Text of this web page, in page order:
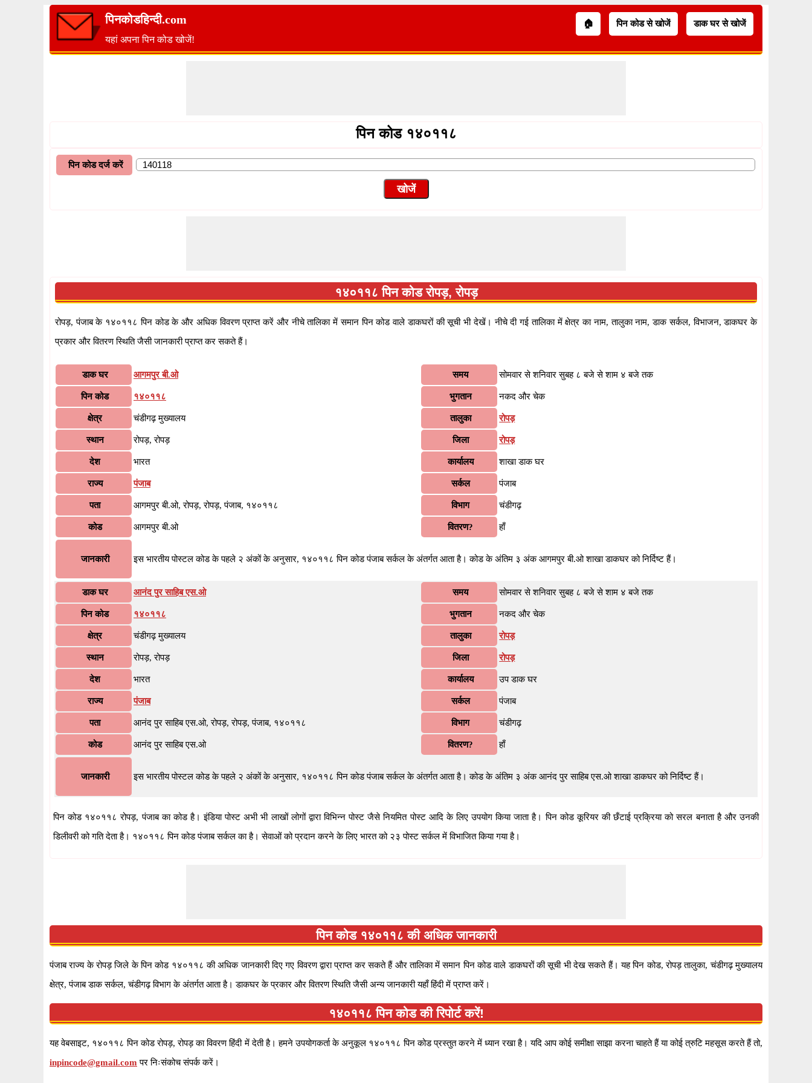
पिनकोडहिन्दी.com
यहां अपना पिन कोड खोजें!
🏠 पिन कोड से खोजें डाक घर से खोजें
पिन कोड १४०११८
पिन कोड दर्ज करें
१४०११८ पिन कोड रोपड़, रोपड़
रोपड़, पंजाब के १४०११८ पिन कोड के और अधिक विवरण प्राप्त करें और नीचे तालिका में समान पिन कोड वाले डाकघरों की सूची भी देखें। नीचे दी गई तालिका में क्षेत्र का नाम, तालुका नाम, डाक सर्कल, विभाजन, डाकघर के
प्रकार और वितरण स्थिति जैसी जानकारी प्राप्त कर सकते हैं।
डाक घर आगमपुर बी.ओ
पिन कोड १४०११८
क्षेत्र चंडीगढ़ मुख्यालय
स्थान रोपड़, रोपड़
देश भारत
राज्य पंजाब
पता आगमपुर बी.ओ, रोपड़, रोपड़, पंजाब, १४०११८
कोड आगमपुर बी.ओ
समय सोमवार से शनिवार सुबह ८ बजे से शाम ४ बजे तक
भुगतान नकद और चेक
तालुका रोपड़
जिला रोपड़
कार्यालय शाखा डाक घर
सर्कल पंजाब
विभाग चंडीगढ़
वितरण? हाँ
जानकारी इस भारतीय पोस्टल कोड के पहले २ अंकों के अनुसार, १४०११८ पिन कोड पंजाब सर्कल के अंतर्गत आता है। कोड के अंतिम ३ अंक आगमपुर बी.ओ शाखा डाकघर को निर्दिष्ट हैं।
डाक घर आनंद पुर साहिब एस.ओ
पिन कोड १४०११८
क्षेत्र चंडीगढ़ मुख्यालय
स्थान रोपड़, रोपड़
देश भारत
राज्य पंजाब
पता आनंद पुर साहिब एस.ओ, रोपड़, रोपड़, पंजाब, १४०११८
कोड आनंद पुर साहिब एस.ओ
समय सोमवार से शनिवार सुबह ८ बजे से शाम ४ बजे तक
भुगतान नकद और चेक
तालुका रोपड़
जिला रोपड़
कार्यालय उप डाक घर
सर्कल पंजाब
विभाग चंडीगढ़
वितरण? हाँ
जानकारी इस भारतीय पोस्टल कोड के पहले २ अंकों के अनुसार, १४०११८ पिन कोड पंजाब सर्कल के अंतर्गत आता है। कोड के अंतिम ३ अंक आनंद पुर साहिब एस.ओ शाखा डाकघर को निर्दिष्ट हैं।
पिन कोड १४०११८ रोपड़, पंजाब का कोड है। इंडिया पोस्ट अभी भी लाखों लोगों द्वारा विभिन्न पोस्ट जैसे नियमित पोस्ट आदि के लिए उपयोग किया जाता है। पिन कोड कूरियर की छँटाई प्रक्रिया को सरल बनाता है और उनकी
डिलीवरी को गति देता है। १४०११८ पिन कोड पंजाब सर्कल का है। सेवाओं को प्रदान करने के लिए भारत को २३ पोस्ट सर्कल में विभाजित किया गया है।
पिन कोड १४०११८ की अधिक जानकारी
पंजाब राज्य के रोपड़ जिले के पिन कोड १४०११८ की अधिक जानकारी दिए गए विवरण द्वारा प्राप्त कर सकते हैं और तालिका में समान पिन कोड वाले डाकघरों की सूची भी देख सकते हैं। यह पिन कोड, रोपड़ तालुका, चंडीगढ़ मुख्यालय
क्षेत्र, पंजाब डाक सर्कल, चंडीगढ़ विभाग के अंतर्गत आता है। डाकघर के प्रकार और वितरण स्थिति जैसी अन्य जानकारी यहाँ हिंदी में प्राप्त करें।
१४०११८ पिन कोड की रिपोर्ट करें!
यह वेबसाइट, १४०११८ पिन कोड रोपड़, रोपड़ का विवरण हिंदी में देती है। हमने उपयोगकर्ता के अनुकूल १४०११८ पिन कोड प्रस्तुत करने में ध्यान रखा है। यदि आप कोई समीक्षा साझा करना चाहते हैं या कोई त्रुटि महसूस करते हैं तो,
inpincode@gmail.com पर निःसंकोच संपर्क करें।